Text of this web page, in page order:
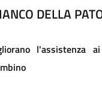
UNA VITA